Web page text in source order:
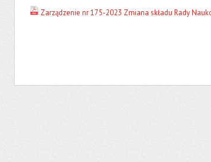
Zarządzenie nr 175-2023 Zmiana składu Rady